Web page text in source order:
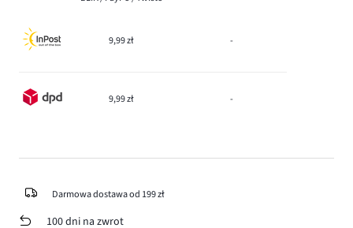
9,99 zł -
9,99 zł -
Darmowa dostawa od 199 zł
100 dni na zwrot